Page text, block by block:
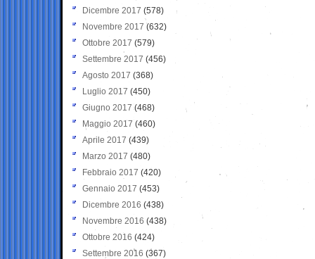
Dicembre 2017 (578)
Novembre 2017 (632)
Ottobre 2017 (579)
Settembre 2017 (456)
Agosto 2017 (368)
Luglio 2017 (450)
Giugno 2017 (468)
Maggio 2017 (460)
Aprile 2017 (439)
Marzo 2017 (480)
Febbraio 2017 (420)
Gennaio 2017 (453)
Dicembre 2016 (438)
Novembre 2016 (438)
Ottobre 2016 (424)
Settembre 2016 (367)